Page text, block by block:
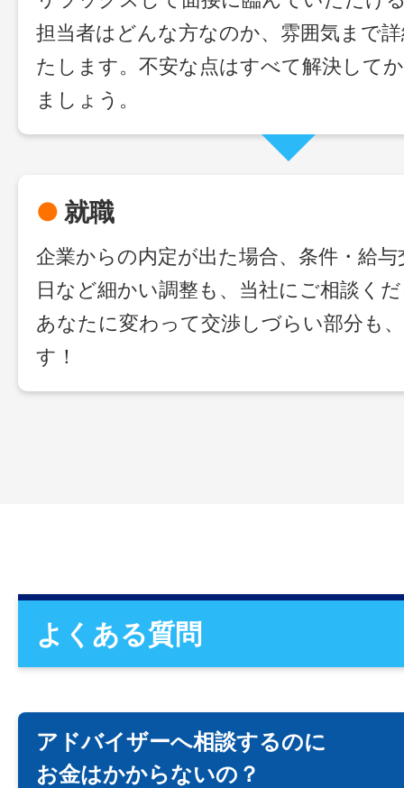
担当者はどんな方なのか、雰囲気まで
たします。不安な点はすべて解決して
ましょう。
● 就職
企業からの内定が出た場合、条件・給与
日など細かい調整も、当社にご相談く
あなたに変わって交渉しづらい部分も
す！
よくある質問
アドバイザーへ相談するのに
お金はかからないの？